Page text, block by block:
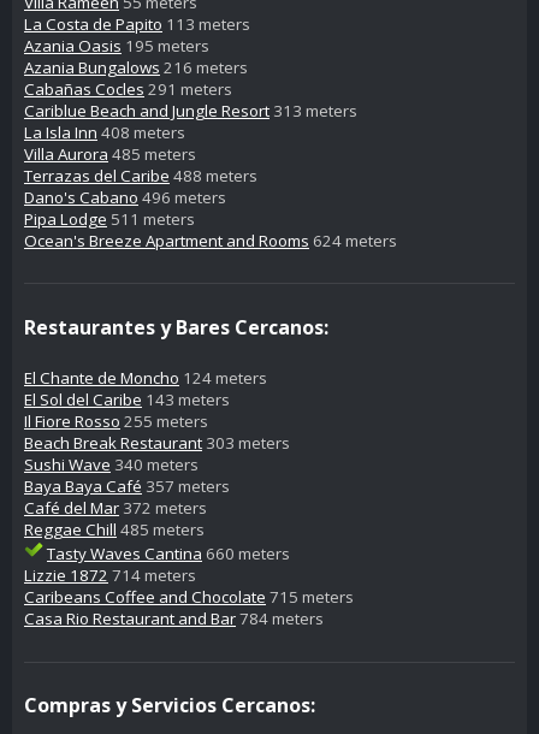
La Costa de Papito 113 meters
Azania Oasis 195 meters
Azania Bungalows 216 meters
Cabañas Cocles 291 meters
Cariblue Beach and Jungle Resort 313 meters
La Isla Inn 408 meters
Villa Aurora 485 meters
Terrazas del Caribe 488 meters
Dano's Cabano 496 meters
Pipa Lodge 511 meters
Ocean's Breeze Apartment and Rooms 624 meters
Restaurantes y Bares Cercanos:
El Chante de Moncho 124 meters
El Sol del Caribe 143 meters
Il Fiore Rosso 255 meters
Beach Break Restaurant 303 meters
Sushi Wave 340 meters
Baya Baya Café 357 meters
Café del Mar 372 meters
Reggae Chill 485 meters
Tasty Waves Cantina 660 meters
Lizzie 1872 714 meters
Caribeans Coffee and Chocolate 715 meters
Casa Rio Restaurant and Bar784 meters
Compras y Servicios Cercanos: